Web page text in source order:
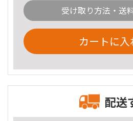
受け取り方法・送
カートに入
配送